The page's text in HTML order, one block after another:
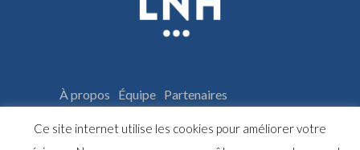
À propos Équipe Partenaires
Les résidences d’écriture
Galerie photos
Ce site internet utilise les cookies pour améliorer votre